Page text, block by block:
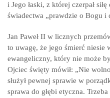
i Jego łaski, z której czerpał
świadectwa „prawdzie o Bogu i
Jan Paweł II w licznych
to uwagę, że jego śmierć niesie
ewangeliczny, który nie może
Ojciec święty mówił: „Nie
służył pewnej sprawie w
sprawa do głębi etyczna.